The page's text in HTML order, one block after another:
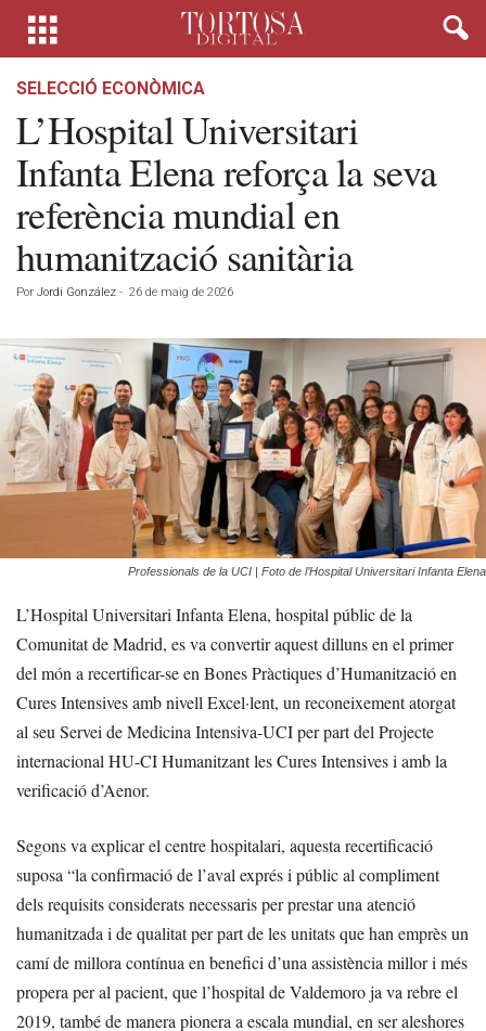
SELECCIÓ ECONÒMICA
L’Hospital Universitari
Infanta Elena reforça la seva
referència mundial en
humanització sanitària
Por Jordi González - 26 de maig de 2026
Professionals de la UCI | Foto de l’Hospital Universitari Infanta Elena
L’Hospital Universitari Infanta Elena, hospital públic de la
Comunitat de Madrid, es va convertir aquest dilluns en el primer
del món a recertificar-se en Bones Pràctiques d’Humanització en
Cures Intensives amb nivell Excel·lent, un reconeixement atorgat
al seu Servei de Medicina Intensiva-UCI per part del Projecte
internacional HU-CI Humanitzant les Cures Intensives i amb la
verificació d’Aenor.
Segons va explicar el centre hospitalari, aquesta recertificació
suposa “la confirmació de l’aval exprés i públic al compliment
dels requisits considerats necessaris per prestar una atenció
humanitzada i de qualitat per part de les unitats que han emprès un
camí de millora contínua en benefici d’una assistència millor i més
propera per al pacient, que l’hospital de Valdemoro ja va rebre el
2019, també de manera pionera a escala mundial, en ser aleshores